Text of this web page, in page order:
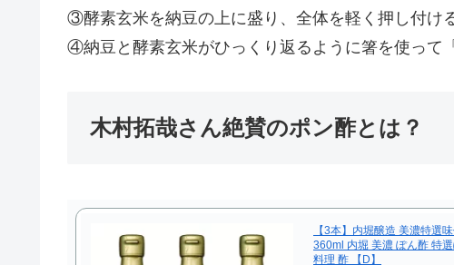
③酵素玄米を納豆の上に盛り、全体を軽く押し付け
④納豆と酵素玄米がひっくり返るように箸を使って
木村拓哉さん絶賛のポン酢とは？
【3本】内堀醸造 美濃特選
360ml 内堀 美濃 ぽん酢 特
料理 酢 【D】